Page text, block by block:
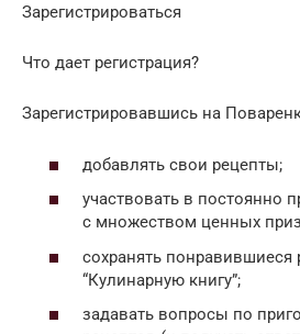
Зарегистрироваться
Что дает регистрация?
Зарегистрировавшись на
добавлять свои рецепты;
участвовать в постоянно
c множеством ценных
сохранять
“Кулинарную книгу”;
задавать вопросы по